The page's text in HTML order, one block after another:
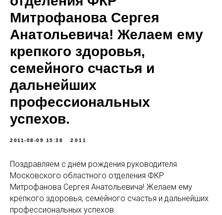
Митрофанова Сергея
Анатольевича! Желаем ему
крепкого здоровья,
семейного счастья и
дальнейших
профессиональных
успехов.
2011-08-09 15:38 2011
Поздравляем с днем рождения руководителя
Московского областного отделения ФКР
Митрофанова Сергея Анатольевича! Желаем ему
крепкого здоровья, семейного счастья и дальнейших
профессиональных успехов.